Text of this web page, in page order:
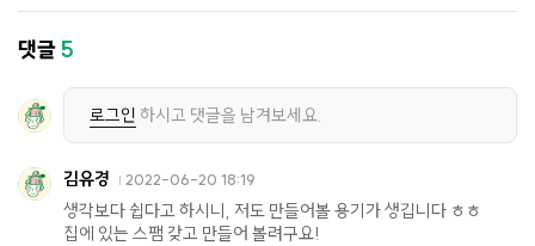
댓글5
로그인 하시고 댓글을 남겨보세요.
김유경 2022-06-20 18:19
생각보다 쉽다고 하시니, 저도 만들어볼 용기가 생깁니다 ㅎㅎ
집에 있는 스팸 갖고 만들어 볼려구요!